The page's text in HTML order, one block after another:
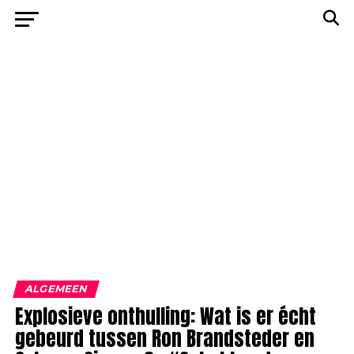
ALGEMEEN
Explosieve onthulling: Wat is er écht
gebeurd tussen Ron Brandsteder en